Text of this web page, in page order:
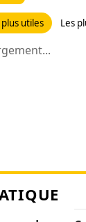
plus utiles Les